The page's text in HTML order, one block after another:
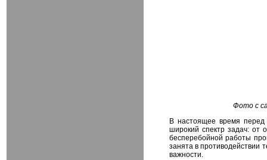
Фото с
В настоящее время
широкий спектр задач: от
бесперебойной работы
занята в противодействии
важности.